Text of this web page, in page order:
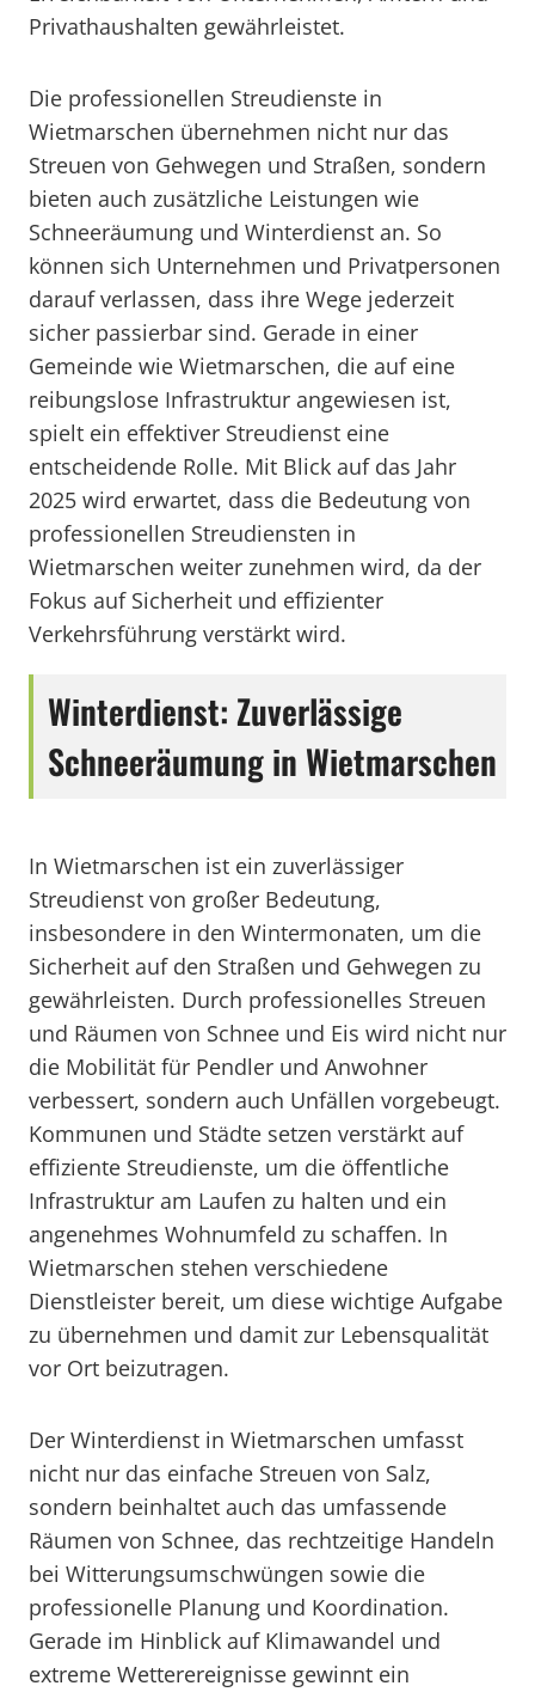
Privathaushalten gewährleistet.
Die professionellen Streudienste in
Wietmarschen übernehmen nicht nur das
Streuen von Gehwegen und Straßen, sondern
bieten auch zusätzliche Leistungen wie
Schneeräumung und Winterdienst an. So
können sich Unternehmen und Privatpersonen
darauf verlassen, dass ihre Wege jederzeit
sicher passierbar sind. Gerade in einer
Gemeinde wie Wietmarschen, die auf eine
reibungslose Infrastruktur angewiesen ist,
spielt ein effektiver Streudienst eine
entscheidende Rolle. Mit Blick auf das Jahr
2025 wird erwartet, dass die Bedeutung von
professionellen Streudiensten in
Wietmarschen weiter zunehmen wird, da der
Fokus auf Sicherheit und effizienter
Verkehrsführung verstärkt wird.
Winterdienst: Zuverlässige
Schneeräumung in Wietmarschen
In Wietmarschen ist ein zuverlässiger
Streudienst von großer Bedeutung,
insbesondere in den Wintermonaten, um die
Sicherheit auf den Straßen und Gehwegen zu
gewährleisten. Durch professionelles Streuen
und Räumen von Schnee und Eis wird nicht nur
die Mobilität für Pendler und Anwohner
verbessert, sondern auch Unfällen vorgebeugt.
Kommunen und Städte setzen verstärkt auf
effiziente Streudienste, um die öffentliche
Infrastruktur am Laufen zu halten und ein
angenehmes Wohnumfeld zu schaffen. In
Wietmarschen stehen verschiedene
Dienstleister bereit, um diese wichtige Aufgabe
zu übernehmen und damit zur Lebensqualität
vor Ort beizutragen.
Der Winterdienst in Wietmarschen umfasst
nicht nur das einfache Streuen von Salz,
sondern beinhaltet auch das umfassende
Räumen von Schnee, das rechtzeitige Handeln
bei Witterungsumschwüngen sowie die
professionelle Planung und Koordination.
Gerade im Hinblick auf Klimawandel und
extreme Wetterereignisse gewinnt ein